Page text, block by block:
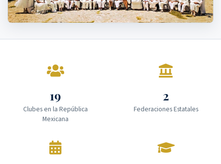
19
Clubes en la República
Mexicana
2
Federaciones Estatales